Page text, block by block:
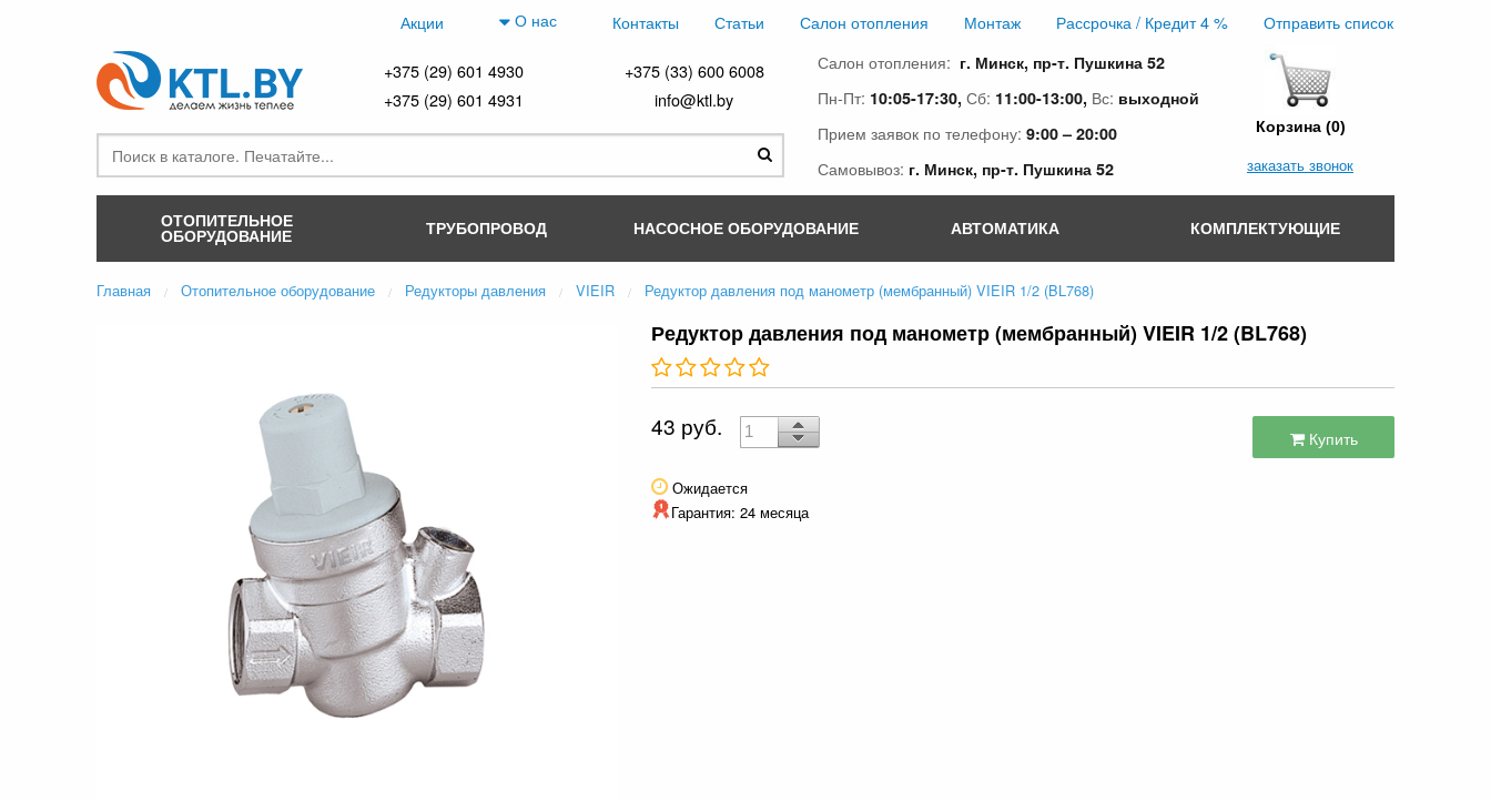
Акции О нас Контакты Статьи Салон отопления Монтаж Рассрочка / Кредит 4 % Отправить список
+375 (29) 601 4930
+375 (33) 600 6008
+375 (29) 601 4931
info@ktl.by
Салон отопления: г. Минск, пр-т. Пушкина 52
Пн-Пт: 10:05-17:30, Сб: 11:00-13:00, Вс: выходной
Прием заявок по телефону: 9:00 – 20:00
Самовывоз: г. Минск, пр-т. Пушкина 52
Корзина (0)
заказать звонок
ОТОПИТЕЛЬНОЕ
ОБОРУДОВАНИЕ ТРУБОПРОВОД НАСОСНОЕ ОБОРУДОВАНИЕ АВТОМАТИКА КОМПЛЕКТУЮЩИЕ
Главная Отопительное оборудование Редукторы давления VIEIR Редуктор давления под манометр (мембранный) VIEIR 1/2 (BL768)
Редуктор давления под манометр (мембранный) VIEIR 1/2 (BL768)
43 руб. Купить
Ожидается
Гарантия: 24 месяца